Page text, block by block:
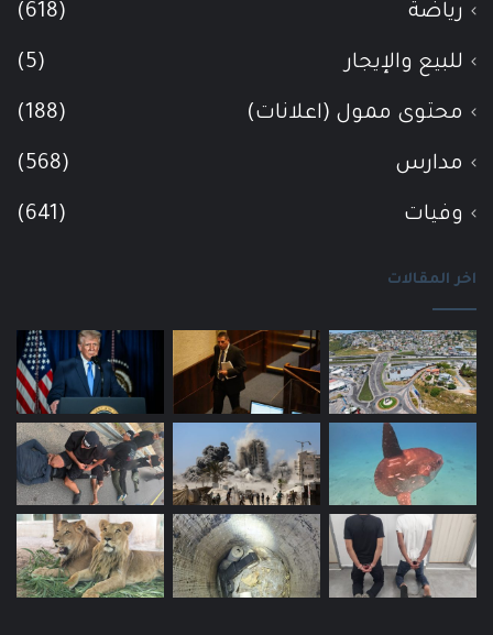
رياضة (618)
للبيع والإيجار (5)
محتوى ممول (اعلانات) (188)
مدارس (568)
وفيات (641)
اخر المقالات